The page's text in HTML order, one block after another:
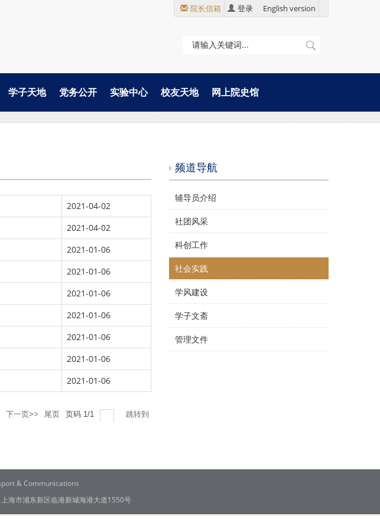
院长信箱 登录 English version
学子天地 党务公开 实验中心 校友天地 网上院史馆
2021-04-02
2021-04-02
2021-01-06
2021-01-06
2021-01-06
2021-01-06
2021-01-06
2021-01-06
2021-01-06
下一页>> 尾页 页码 1/1 跳转到
频道导航
辅导员介绍
社团风采
科创工作
社会实践
学风建设
学子文斋
管理文件
& Communications
海市浦东新区临港新城海港大道1550号